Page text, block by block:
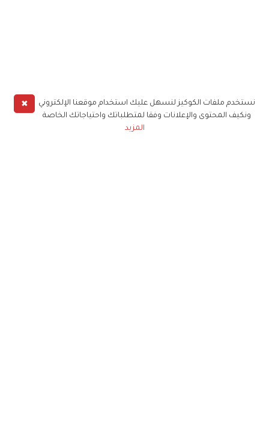
✖
نستخدم ملفات الكوكيز لنسهل عليك استخدام موقعنا الإلكتروني
ونكيف المحتوى والإعلانات وفقا لمتطلباتك واحتياجاتك الخاصة
المزيد